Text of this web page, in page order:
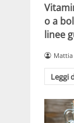
o a
linee
Leggi